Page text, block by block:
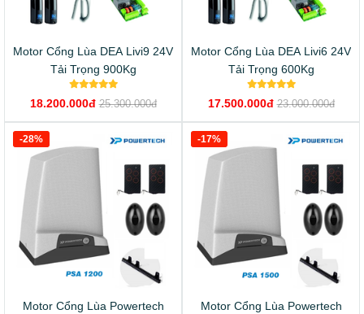
Motor Cổng Lùa DEA Livi9 24V
Tải Trọng 900Kg
18.200.000đ 25.300.000đ
Motor Cổng Lùa DEA Livi6 24V
Tải Trọng 600Kg
17.500.000đ 23.000.000đ
Motor Cổng Lùa Powertech
-28%
Motor Cổng Lùa Powertech
-17%